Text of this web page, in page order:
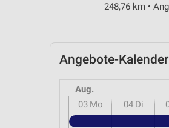
248,76 km •
Angebote-
Aug.
03 Mo 04 Di